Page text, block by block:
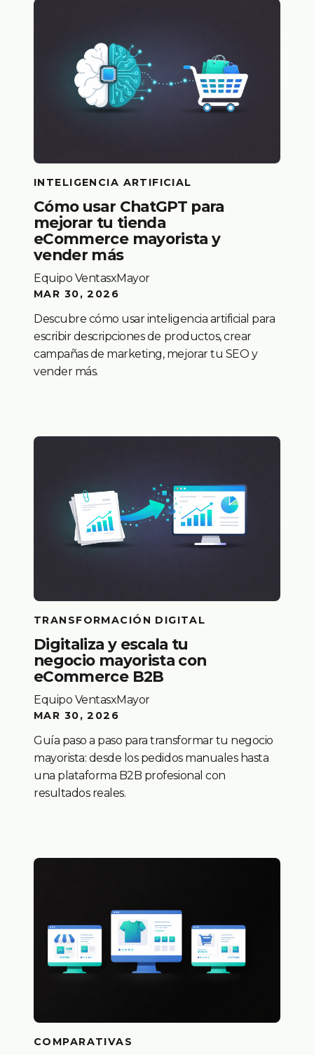
INTELIGENCIA ARTIFICIAL
Cómo usar ChatGPT para
mejorar tu tienda
eCommerce mayorista y
vender más
Equipo VentasxMayor
MAR 30, 2026
Descubre cómo usar inteligencia artificial para
escribir descripciones de productos, crear
campañas de marketing, mejorar tu SEO y
vender más.
TRANSFORMACIÓN DIGITAL
Digitaliza y escala tu
negocio mayorista con
eCommerce B2B
Equipo VentasxMayor
MAR 30, 2026
Guía paso a paso para transformar tu negocio
mayorista: desde los pedidos manuales hasta
una plataforma B2B profesional con
resultados reales.
COMPARATIVAS